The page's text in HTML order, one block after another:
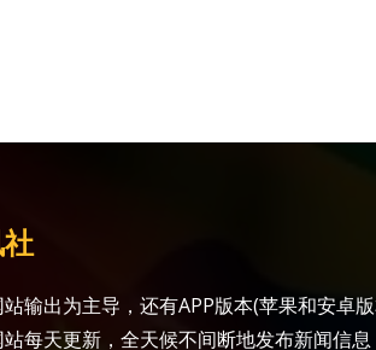
输出为主导，还有APP版本(苹果和安卓
每天更新，全天候不间断地发布新闻信